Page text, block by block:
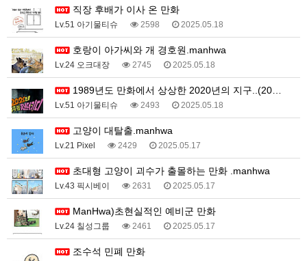
직장 후배가 이사 온 만화
Lv.51 아기물티슈 2598 2025.05.18
호랑이 아가씨와 개 경호원.manhwa
Lv.24 오크대장 2745 2025.05.18
1989년도 만화에서 상상한 2020년의 지구..(20…
Lv.51 아기물티슈 2493 2025.05.18
고양이 대탈출.manhwa
Lv.21 Pixel 2429 2025.05.17
초대형 고양이 괴수가 출몰하는 만화 .manhwa
Lv.43 픽시베이 2631 2025.05.17
ManHwa)초현실적인 예비군 만화
Lv.24 칠성그룹 2461 2025.05.17
조수석 민폐 만화